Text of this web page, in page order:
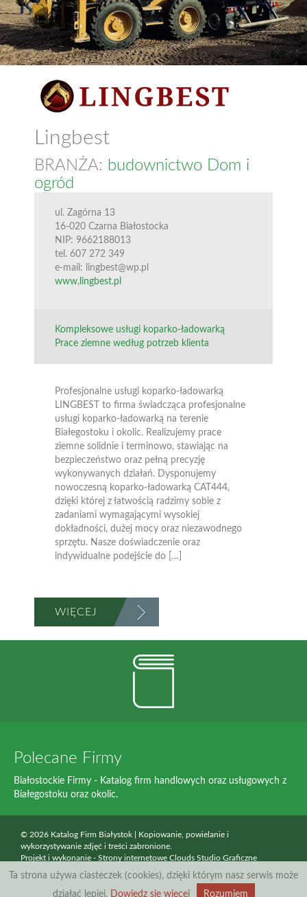
Lingbest
BRANŻA: budownictwo
Dom i
ogród
ul. Zagórna 13
16-020 Czarna Białostocka
NIP: 9662188013
tel. 607 272 349
e-mail: lingbest@wp.pl
www.lingbest.pl
Kompleksowe usługi koparko-ładowarką
Prace ziemne według potrzeb klienta
Profesjonalne usługi koparko-ładowarką
LINGBEST to firma świadcząca profesjonalne
usługi koparko-ładowarką na terenie
Białegostoku i okolic. Realizujemy prace
ziemne solidnie i terminowo, stawiając na
bezpieczeństwo oraz pełną precyzję
wykonywanych działań. Dysponujemy
nowoczesną koparko-ładowarką CAT444,
dzięki której z łatwością radzimy sobie z
zadaniami wymagającymi wysokiej
dokładności, dużej mocy oraz niezawodnego
sprzętu. Nasze doświadczenie oraz
indywidualne podejście do […]
WIĘCEJ
Polecane Firmy
Białostockie Firmy - Katalog firm handlowych oraz usługowych z
Białegostoku oraz okolic.
© 2026 Katalog Firm Białystok | Kopiowanie, powielanie i
wykorzystywanie zdjęć i treści zabronione.
Projekt i wykonanie - Strony internetowe Clouds Studio Graficzne
Ta strona używa ciasteczek (cookies), dzięki którym nasz serwis może
działać lepiej. Dowiedz się więcej Rozumiem